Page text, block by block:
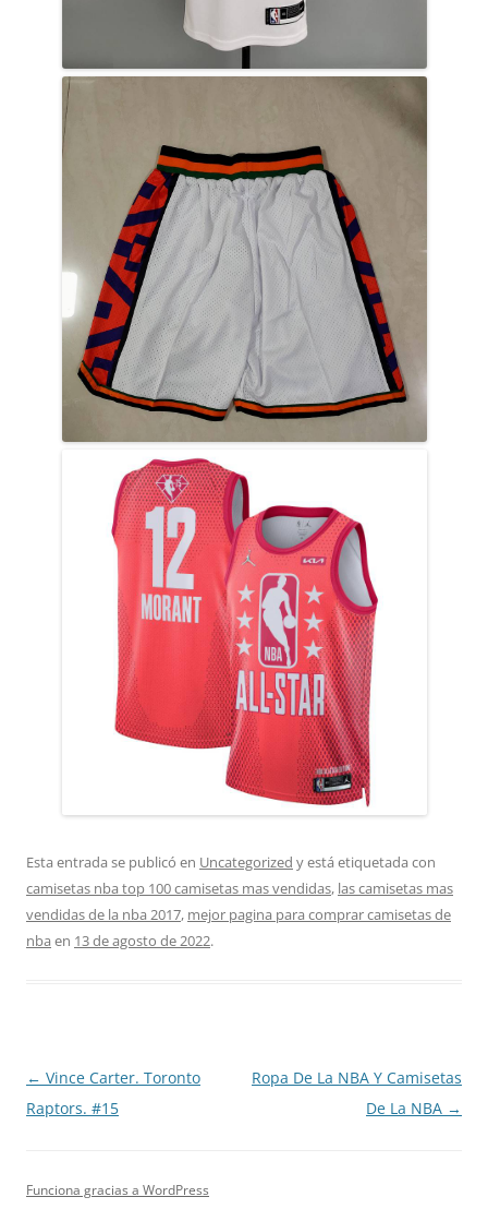
Esta entrada se publicó en Uncategorized y está etiquetada con
camisetas nba top 100 camisetas mas vendidas, las camisetas mas
vendidas de la nba 2017, mejor pagina para comprar camisetas de
nba en 13 de agosto de 2022.
Navegación
de
← Vince Carter. Toronto
Raptors. #15
Ropa De La NBA Y Camisetas
De La NBA →
Funciona gracias a WordPress